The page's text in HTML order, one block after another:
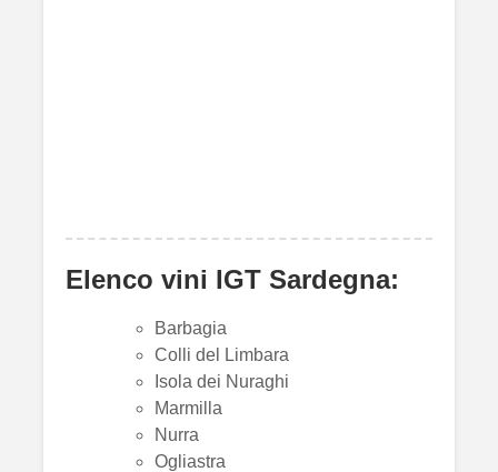
Elenco vini IGT Sardegna:
Barbagia
Colli del Limbara
Isola dei Nuraghi
Marmilla
Nurra
Ogliastra